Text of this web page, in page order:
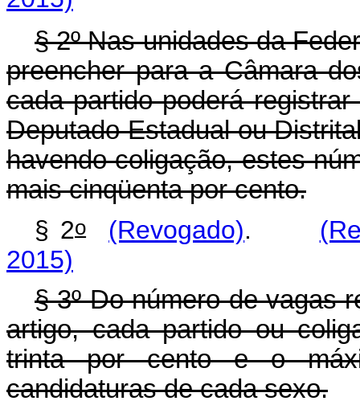
§ 2º Nas unidades da
preencher para a Câmara
cada partido poderá
Deputado Estadual ou
havendo coligação, estes
mais cinqüenta por cento.
§ 2o (Revogado).
2015)
§ 3º Do número de vagas
artigo, cada partido ou
trinta por cento e o
candidaturas de cada sexo.